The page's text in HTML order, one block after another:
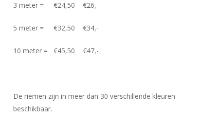
3 meter = €24,50 €26,-
5 meter = €32,50 €34,-
10 meter = €45,50 €47,-
De riemen zijn in meer dan 30 verschillende kleuren
beschikbaar.